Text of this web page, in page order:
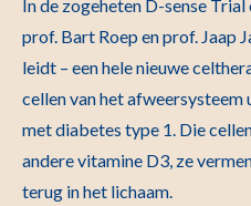
In de zogeheten D-sense
prof. Bart Roep en prof. Jaap
leidt – een hele nieuwe
cellen van het afweersysteem
met diabetes type 1. Die
andere vitamine D3, ze
terug in het lichaam.